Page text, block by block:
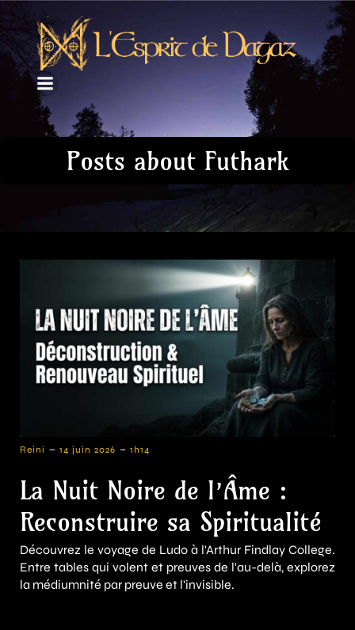
Posts about Futhark
Reini - 14 juin 2026 - 1h14
La Nuit Noire de l’Âme :
Reconstruire sa Spiritualité
Découvrez le voyage de Ludo à l'Arthur Findlay College.
Entre tables qui volent et preuves de l'au-delà, explorez
la médiumnité par preuve et l'invisible.